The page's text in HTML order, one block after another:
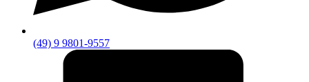
(49) 9 9801-9557